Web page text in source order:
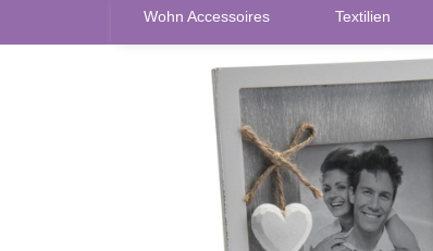
Wohn Accessoires Textilien